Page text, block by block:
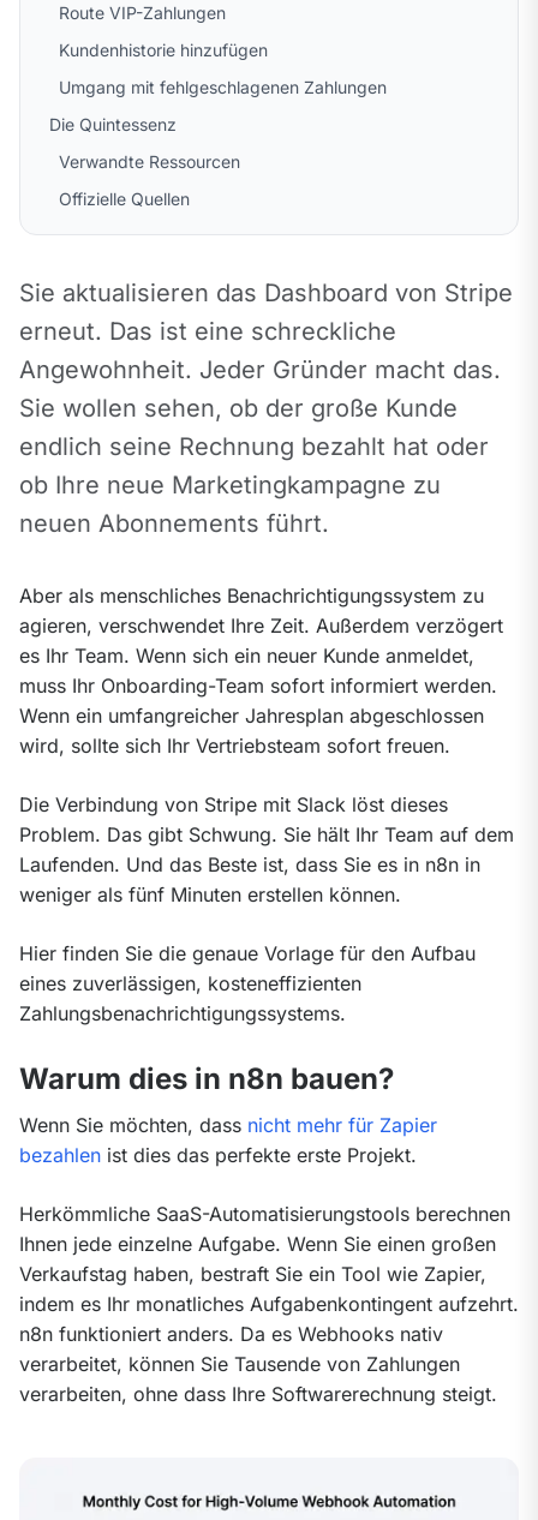
Route VIP-Zahlungen
Kundenhistorie hinzufügen
Umgang mit fehlgeschlagenen Zahlungen
Die Quintessenz
Verwandte Ressourcen
Offizielle Quellen
Sie aktualisieren das Dashboard von Stripe
erneut. Das ist eine schreckliche
Angewohnheit. Jeder Gründer macht das.
Sie wollen sehen, ob der große Kunde
endlich seine Rechnung bezahlt hat oder
ob Ihre neue Marketingkampagne zu
neuen Abonnements führt.
Aber als menschliches Benachrichtigungssystem zu
agieren, verschwendet Ihre Zeit. Außerdem verzögert
es Ihr Team. Wenn sich ein neuer Kunde anmeldet,
muss Ihr Onboarding-Team sofort informiert werden.
Wenn ein umfangreicher Jahresplan abgeschlossen
wird, sollte sich Ihr Vertriebsteam sofort freuen.
Die Verbindung von Stripe mit Slack löst dieses
Problem. Das gibt Schwung. Sie hält Ihr Team auf dem
Laufenden. Und das Beste ist, dass Sie es in n8n in
weniger als fünf Minuten erstellen können.
Hier finden Sie die genaue Vorlage für den Aufbau
eines zuverlässigen, kosteneffizienten
Zahlungsbenachrichtigungssystems.
Warum dies in n8n bauen?
Wenn Sie möchten, dass nicht mehr für Zapier
bezahlen ist dies das perfekte erste Projekt.
Herkömmliche SaaS-Automatisierungstools berechnen
Ihnen jede einzelne Aufgabe. Wenn Sie einen großen
Verkaufstag haben, bestraft Sie ein Tool wie Zapier,
indem es Ihr monatliches Aufgabenkontingent aufzehrt.
n8n funktioniert anders. Da es Webhooks nativ
verarbeitet, können Sie Tausende von Zahlungen
verarbeiten, ohne dass Ihre Softwarerechnung steigt.